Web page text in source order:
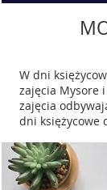
W dni
zajęcia Mysore i
zajęcia
dni księżycowe